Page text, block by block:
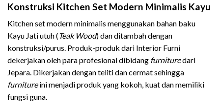
Konstruksi Kitchen Set Modern Minimalis Kayu
Kitchen set modern minimalis menggunakan bahan baku
Kayu Jati utuh (Teak Wood) dan ditambah dengan
konstruksi/purus. Produk-produk dari Interior Furni
dekerjakan oleh para profesional dibidang furnituredari
Jepara. Dikerjakan dengan teliti dan cermat sehingga
furnitureini menjadi produk yang kokoh, kuat dan memiliki
fungsi guna.